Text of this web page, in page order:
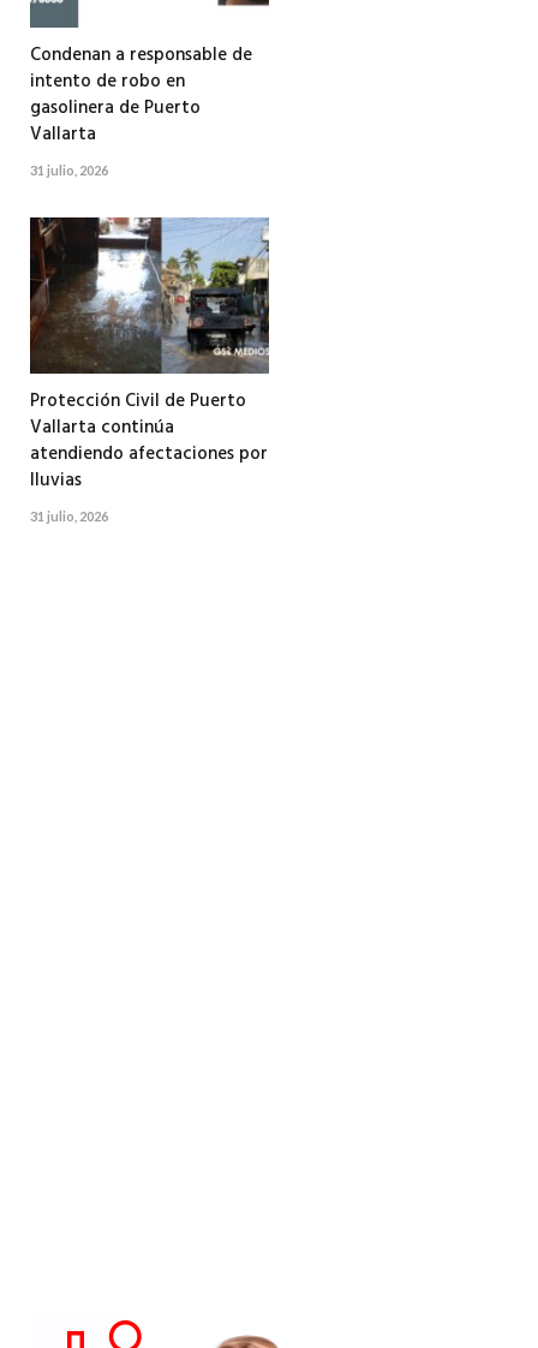
Condenan a responsable de
intento de robo en
gasolinera de Puerto
Vallarta
31 julio, 2026
Protección Civil de Puerto
Vallarta continúa
atendiendo afectaciones por
lluvias
31 julio, 2026